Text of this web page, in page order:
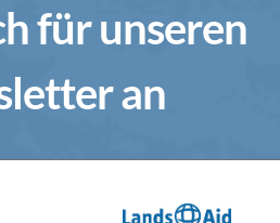
für unseren
an